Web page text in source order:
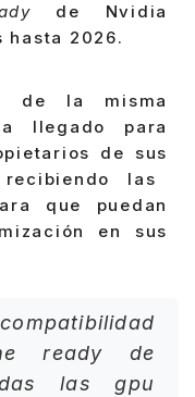
de Nvidia
hasta 2026.
de la misma
llegado para
de sus
las
que puedan
en sus
ready de
las gpu